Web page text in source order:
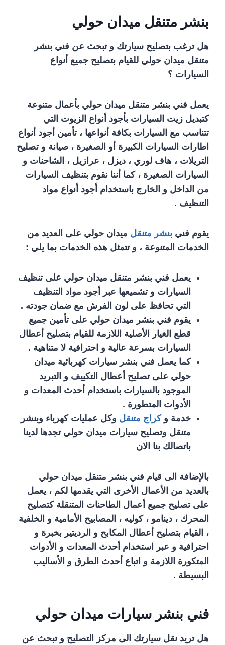
بنشر متنقل ميدان حولي
هل ترغب بتصليح سيارتك و تبحث عن فني بنشر
متنقل ميدان حولي للقيام بتصليح جميع أنواع
السيارات ؟
يعمل فني بنشر متنقل ميدان حولي بأعمال متنوعة
كتبديل زيت السيارات بأجود أنواع الزيوت التي
تتناسب مع السيارات بكافة أنواعها ، تأمين أجود أنواع
اطارات السيارات الكبيرة أو الصغيرة ، صيانة و تصليح
التريلات ، هاف لوري ، ديزل ، عرازيل ، الشاحنات و
السيارات الصغيرة ، كما أننا نقوم بتنظيف السيارات
من الداخل و الخارج باستخدام أجود أنواع مواد
التنظيف .
يقوم فني بنشر متنقل ميدان حولي على العديد من
الخدمات المتنوعة ، و تتمثل هذه الخدمات بما يلي :
يعمل فني بنشر متنقل ميدان حولي على تنظيف
السيارات و تشميعها عبر أجود مواد التنظيف
التي تحافظ على لون الفرش مع ضمان جودته .
يقوم فني بنشر ميدان حولي على تأمين جميع
قطع الغيار الأصلية اللازمة للقيام بتصليح أعطال
السيارات بسرعة عالية و احترافية لا متناهية .
كما يعمل فني بنشر سيارات كهربائية ميدان
حولي على تصليح أعطال التكييف و التبريد
الموجود بالسيارات باستخدام أحدث المعدات و
الأدوات المتطورة .
خدمة وكراج متنقل وكل عمليات كهرباء وبنشر
متنقل وتصليح سيارات ميدان حولي تجدها لدينا
باتصالك بنا الان
بالإضافة الى قيام فني بنشر متنقل ميدان حولي
بالعديد من الأعمال الأخرى التي يقدمها لكم ، يعمل
على تصليح جميع أعمال الطاحنات المتنقلة كتصليح
المحرك ، دينامو ، كوليه ، المصابيح الأمامية و الخلفية
، القيام بتصليح أعطال المكابح و الرديتير بخبرة و
احترافية و عبر استخدام أحدث المعدات و الأدوات
المتكورة اللازمة و اتباع أحدث الطرق و الأساليب
البسيطة .
فني بنشر سيارات ميدان حولي
هل تريد نقل سيارتك الى مركز التصليح و تبحث عن